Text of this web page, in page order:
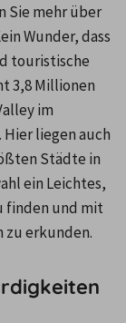
Sie mehr über
Wunder, dass
touristische
3,8 Millionen
im
liegen auch
Städte in
ein Leichtes,
finden und mit
zu erkunden.